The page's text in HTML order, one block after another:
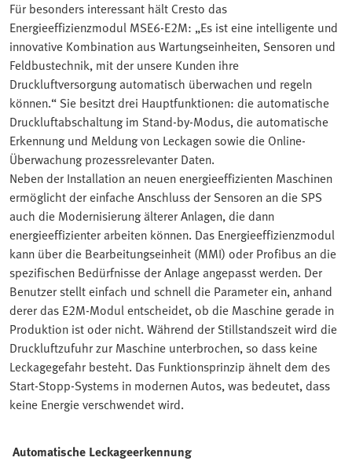
Für besonders interessant hält Cresto das
Energieeffizienzmodul MSE6-E2M: „Es ist eine intelligente und
innovative Kombination aus Wartungseinheiten, Sensoren und
Feldbustechnik, mit der unsere Kunden ihre
Druckluftversorgung automatisch überwachen und regeln
können.“ Sie besitzt drei Hauptfunktionen: die automatische
Druckluftabschaltung im Stand-by-Modus, die automatische
Erkennung und Meldung von Leckagen sowie die Online-
Überwachung prozessrelevanter Daten.
Neben der Installation an neuen energieeffizienten Maschinen
ermöglicht der einfache Anschluss der Sensoren an die SPS
auch die Modernisierung älterer Anlagen, die dann
energieeffizienter arbeiten können. Das Energieeffizienzmodul
kann über die Bearbeitungseinheit (MMI) oder Profibus an die
spezifischen Bedürfnisse der Anlage angepasst werden. Der
Benutzer stellt einfach und schnell die Parameter ein, anhand
derer das E2M-Modul entscheidet, ob die Maschine gerade in
Produktion ist oder nicht. Während der Stillstandszeit wird die
Druckluftzufuhr zur Maschine unterbrochen, so dass keine
Leckagegefahr besteht. Das Funktionsprinzip ähnelt dem des
Start-Stopp-Systems in modernen Autos, was bedeutet, dass
keine Energie verschwendet wird.
Automatische Leckageerkennung